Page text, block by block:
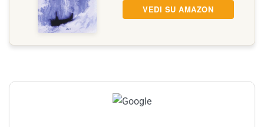
VEDI SU AMAZON